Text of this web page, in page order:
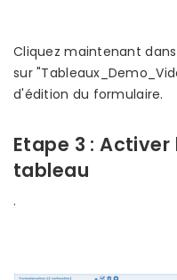
Cliquez maintenant
sur
d'édition du formulaire.
Etape 3 :
tableau
.